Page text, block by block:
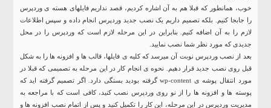
خوب، همانطور که قبلا هم به آن اشاره کردیم، قصد نداریم فایلهای هسته ی وردپرس
را جابجا کنیم. بلکه تصمیم داریم یک نصب جدید وردپرس انجام داده و سپس اطلاعات
لازم را به آن اضافه کنیم. بنابراین در این مرحله لازم است که وردپرس را در محل
جدیدی که مورد نظر شما نصب نمایید.
بعد از نصب وردپرس نوبت آن میرسد که کلیه ی فایلها، قالب ها و افزونه ها را به شکل
قبل روی نصب جدید قرار دهیم. نحوه ی انجام کار در این مرحله به تصمیمی که قبلا در
مورد انتقال پوشه ی wp-content گرفته بودید بستگی دارد. اگر تصمیم گرفته اید که
پوسته ها و افزونه ها را از نو روی وردپرس نصب کنید، کافی است که با مراجعه به
مدیریت وردپرس در این مرحله، این کار را تکمیل کنید و پس از اتمام نصب افزونه ها و